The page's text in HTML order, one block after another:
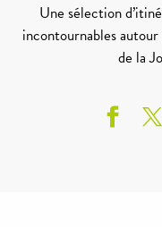
Une sélection
incontournables
de la